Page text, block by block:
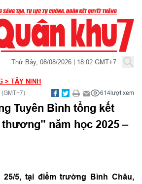
Thứ Bảy, 08/08/2026 | 18:02 GMT+7
> TÂY NINH
614lượt xem
Tuyên Bình tổng kết
năm học 2025 –
25/5, tại điểm trường Bình Châu,